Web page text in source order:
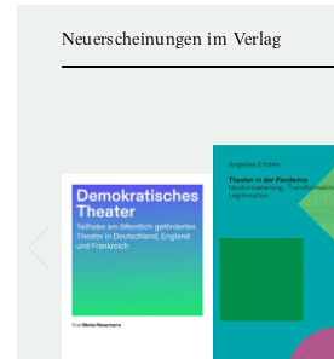
Neuerscheinungen im Verlag